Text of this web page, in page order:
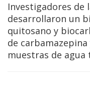
Investigadores de
desarrollaron un
quitosano y
de
muestras de